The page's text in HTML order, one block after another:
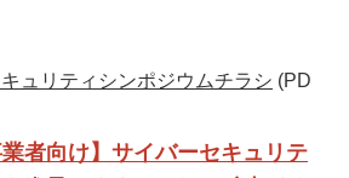
ュリティシンポジウムチラシ (PD
者向け】サイバーセキュリテ